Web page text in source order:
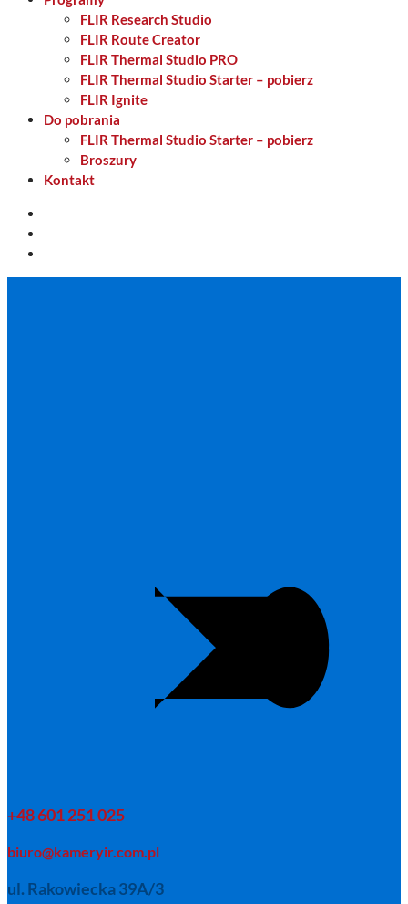
FLIR Research Studio
FLIR Route Creator
FLIR Thermal Studio PRO
FLIR Thermal Studio Starter – pobierz
FLIR Ignite
Do pobrania
FLIR Thermal Studio Starter – pobierz
Broszury
Kontakt
+48 601 251 025
biuro@kameryir.com.pl
ul. Rakowiecka 39A/3